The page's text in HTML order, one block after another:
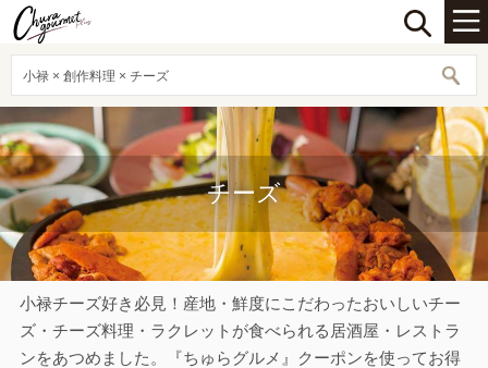
小禄 × 創作料理 × チーズ
チーズ
小禄チーズ好き必見！産地・鮮度にこだわったおいしいチー
ズ・チーズ料理・ラクレットが食べられる居酒屋・レストラ
ンをあつめました。『ちゅらグルメ』クーポンを使ってお得